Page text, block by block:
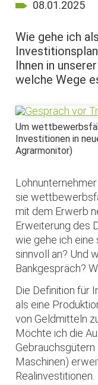
08.01.2025
Wie gehe ich
Ihnen in
welche Wege
Um
Investitionen in
Agrarmonitor)
sie
mit dem Erwerb
Erweiterung des
wie gehe ich
sinnvoll an? Und
Bankgespräch?
Die Definition für
als eine
von Geldmitteln
Möchte ich die
Gebrauchsgütern
Maschinen)
Realinvestitionen.